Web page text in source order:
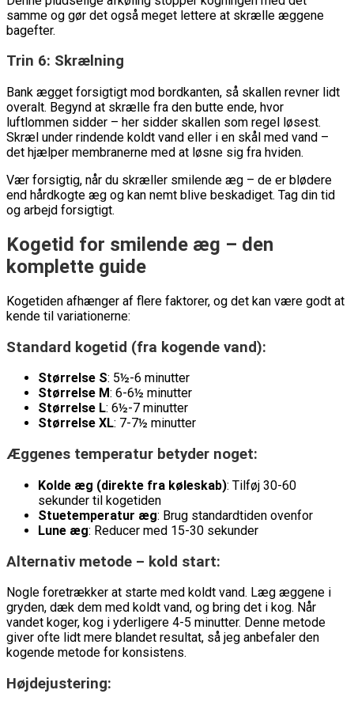
samme og gør det også meget lettere at skrælle æggene
bagefter.
Trin 6: Skrælning
Bank ægget forsigtigt mod bordkanten, så skallen revner lidt
overalt. Begynd at skrælle fra den butte ende, hvor
luftlommen sidder – her sidder skallen som regel løsest.
Skræl under rindende koldt vand eller i en skål med vand –
det hjælper membranerne med at løsne sig fra hviden.
Vær forsigtig, når du skræller smilende æg – de er blødere
end hårdkogte æg og kan nemt blive beskadiget. Tag din tid
og arbejd forsigtigt.
Kogetid for smilende æg – den
komplette guide
Kogetiden afhænger af flere faktorer, og det kan være godt at
kende til variationerne:
Standard kogetid (fra kogende vand):
Størrelse S: 5½-6 minutter
Størrelse M: 6-6½ minutter
Størrelse L: 6½-7 minutter
Størrelse XL: 7-7½ minutter
Æggenes temperatur betyder noget:
Kolde æg (direkte fra køleskab): Tilføj 30-60
sekunder til kogetiden
Stuetemperatur æg: Brug standardtiden ovenfor
Lune æg: Reducer med 15-30 sekunder
Alternativ metode – kold start:
Nogle foretrækker at starte med koldt vand. Læg æggene i
gryden, dæk dem med koldt vand, og bring det i kog. Når
vandet koger, kog i yderligere 4-5 minutter. Denne metode
giver ofte lidt mere blandet resultat, så jeg anbefaler den
kogende metode for konsistens.
Højdejustering: